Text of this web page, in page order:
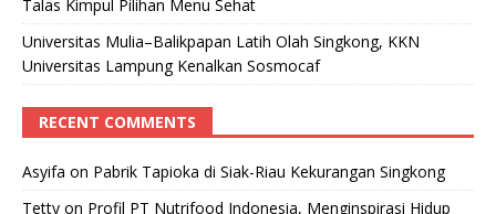
Talas Kimpul Pilihan Menu Sehat
Universitas Mulia–Balikpapan Latih Olah Singkong, KKN
Universitas Lampung Kenalkan Sosmocaf
RECENT COMMENTS
Asyifa on Pabrik Tapioka di Siak-Riau Kekurangan Singkong
Tetty on Profil PT Nutrifood Indonesia, Menginspirasi Hidup